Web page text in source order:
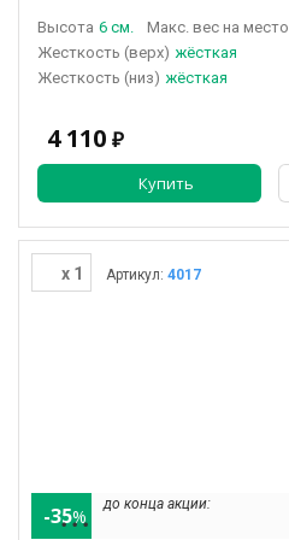
4 110 ₽
Купить
Высота 6 см. Макс. вес на место
(верх) жёсткая
(низ) жёсткая
-35%
до конца акции:
x 1 Артикул: 4017